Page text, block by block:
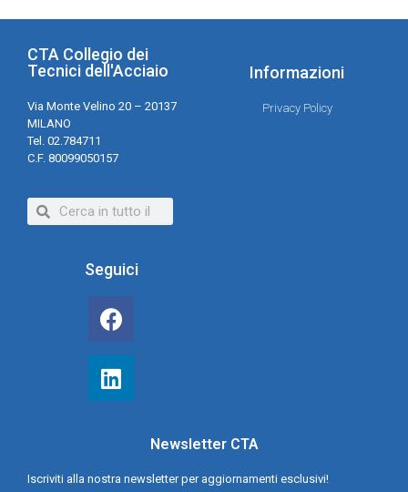
CTA Collegio dei
Tecnici dell'Acciaio
Via Monte Velino 20 – 20137
MILANO
Tel. 02.784711
C.F. 80099050157
Informazioni
Privacy Policy
Seguici
Newsletter CTA
Iscriviti alla nostra newsletter per aggiornamenti esclusivi!